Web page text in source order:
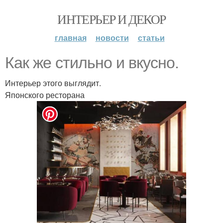
ИНТЕРЬЕР И ДЕКОР
главная новости статьи
Как же стильно и вкусно.
Интерьер этого выглядит.
Японского ресторана